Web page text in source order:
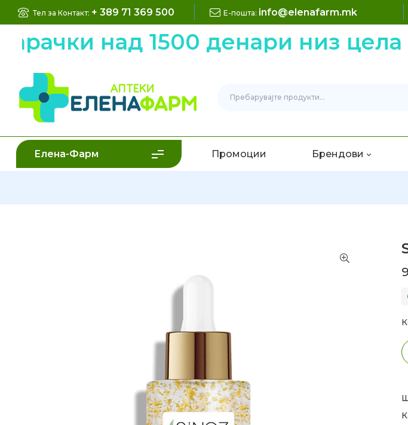
Тел за Контакт: + 389 71 369 500 Е-пошта: info@elenafarm.mk
над 1500 денари низ цела
Елена-Фарм Промоции Брендови